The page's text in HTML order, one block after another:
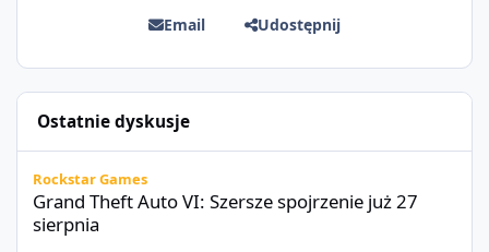
Email Udostępnij
Ostatnie dyskusje
Rockstar Games
Grand Theft Auto VI: Szersze spojrzenie już 27
sierpnia